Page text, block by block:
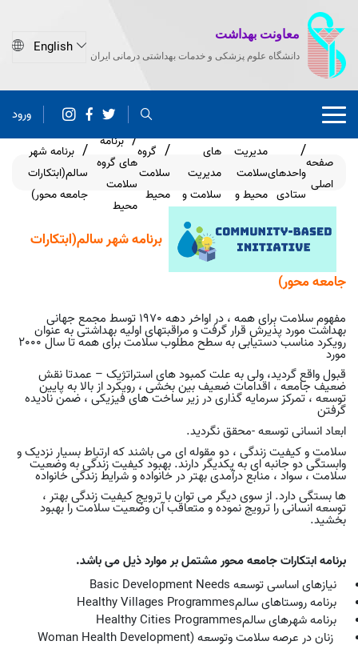
معاونت بهداشت
دانشگاه علوم پزشکی و خدمات بهداشتی درمانی ایران
ورود
صفحه
اصلی
واحدهای
ستادی
مدیریت
سلامت
محیط و
های
مدیریت
سلامت و
گروه
سلامت
محیط
برنامه
های گروه
سلامت
محیط
برنامه شهر
سالم(ابتکارات
جامعه محور)
برنامه شهر سالم(ابتکارات
جامعه محور)
مفهوم سلامت برای همه ، در اواخر دهه 1970 توسط مجمع جهانی
بهداشت مورد پذیرش قرار گرفت و مراقبتهای اولیه بهداشتی به عنوان
رویکرد مناسب دستیابی به سطح مطلوب سلامت برای همه تا سال 2000
مورد
قبول واقع گردید، ولی به علت کمبود های استراتژیک – عمدتا نقش
ضعیف جامعه ، اقدامات ضعیف بین بخشی ، رویکرد از بالا به پایین
توسعه ، تمرکز سرمایه گذاری در زیر ساخت های فیزیکی ، ضمن نادیده
گرفتن
ابعاد انسانی توسعه -محقق نگردید.
سلامت و کیفیت زندگی ، دو مقوله ای می باشند که ارتباط بسیار نزدیک و
وابستگی دو جانبه ای به یکدیگر دارند. بهبود کیفیت زندگی به وضعیت
سلامت ، سواد ، منابع درآمدی بهتر در خانواده و شرایط زندگی خانواده
ها بستگی دارد. از سوی دیگر می توان با ترویج کیفیت زندگی بهتر ،
توسعه انسانی را ترویج نموده و متعاقب آن وضعیت سلامت را بهبود
بخشید.
برنامه ابتکارات جامعه محور مشتمل بر موارد ذیل می باشد.
نیازهای اساسی توسعه Basic Development Needs
برنامه روستاهای سالمHealthy Villages Programmes
برنامه شهرهای سالمHealthy Cities Programmes
زنان در عرصه سلامت وتوسعه(
Woman Health Development